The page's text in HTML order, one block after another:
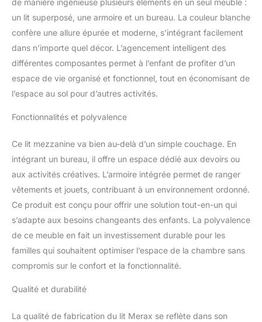
rangée Favorise
l'apprentissage : le lit est
livré avec un bureau qui
offre à votre enfant son
propre espace
d'apprentissage. Cela
favorise les habitudes
d'apprentissage et
enfant et lui permet de
ses études Bois massif :
fabriqué en bois massif, il
est robuste et durable,
avec une forte capacité
de charge et une stabilité
fortes, et la conception
sécurité de votre enfant
et peut être utilisé
pendant une longue
période, un choix
MULTIFONCTIONNELLE:
un lit superposé, une armoire et un bureau. La couleur blanche
confère une allure épurée et moderne, s’intégrant facilement
dans n’importe quel décor. L’agencement intelligent des
différentes composantes permet à l’enfant de profiter d’un
espace de vie organisé et fonctionnel, tout en économisant de
l’espace au sol pour d’autres activités.
Fonctionnalités et polyvalence
Ce lit mezzanine va bien au-delà d’un simple couchage. En
intégrant un bureau, il offre un espace dédié aux devoirs ou
aux activités créatives. L’armoire intégrée permet de ranger
vêtements et jouets, contribuant à un environnement ordonné.
Ce produit est conçu pour offrir une solution tout-en-un qui
s’adapte aux besoins changeants des enfants. La polyvalence
de ce meuble en fait un investissement durable pour les
familles qui souhaitent optimiser l’espace de la chambre sans
compromis sur le confort et la fonctionnalité.
Qualité et durabilité
La qualité de fabrication du lit Merax se reflète dans son